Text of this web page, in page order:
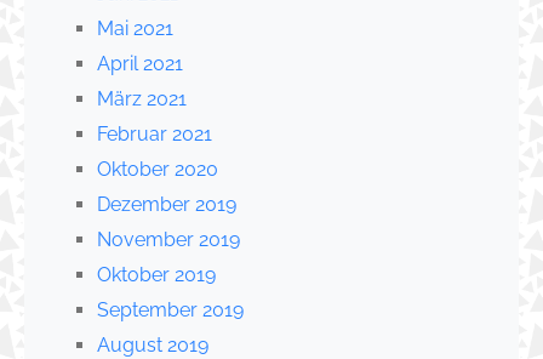
Mai 2021
April 2021
März 2021
Februar 2021
Oktober 2020
Dezember 2019
November 2019
Oktober 2019
September 2019
August 2019